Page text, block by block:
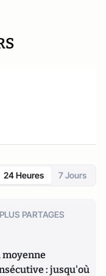
24 Heures 7 Jours
PLUS PARTAGES
moyenne
: jusqu'où